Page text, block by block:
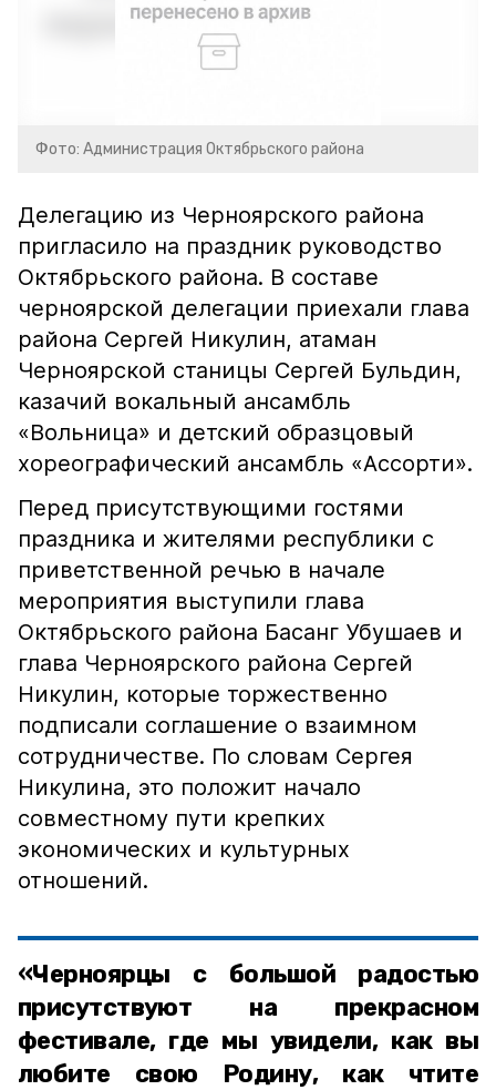
Фото: Администрация Октябрьского района
Делегацию из Черноярского района
пригласило на праздник руководство
Октябрьского района. В составе
черноярской делегации приехали глава
района Сергей Никулин, атаман
Черноярской станицы Сергей Бульдин,
казачий вокальный ансамбль
«Вольница» и детский образцовый
хореографический ансамбль «Ассорти».
Перед присутствующими гостями
праздника и жителями республики с
приветственной речью в начале
мероприятия выступили глава
Октябрьского района Басанг Убушаев и
глава Черноярского района Сергей
Никулин, которые торжественно
подписали соглашение о взаимном
сотрудничестве. По словам Сергея
Никулина, это положит начало
совместному пути крепких
экономических и культурных
отношений.
«Черноярцы с большой радостью
присутствуют на прекрасном
фестивале, где мы увидели, как вы
любите свою Родину, как чтите